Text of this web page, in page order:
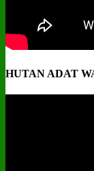
HUTAN ADAT